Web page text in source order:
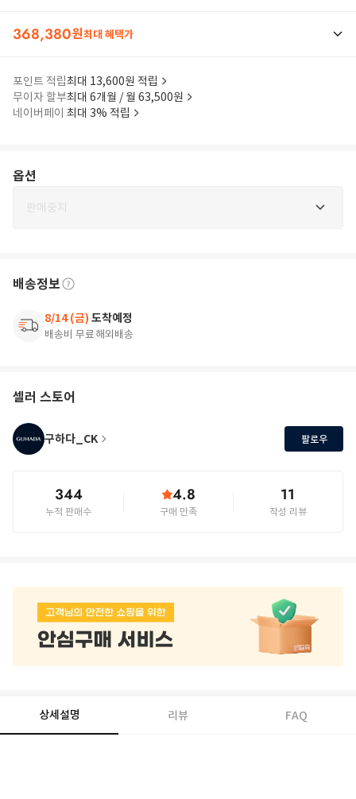
368,380원최대 혜택가
포인트 적립최대 13,600원 적립
무이자 할부최대 6개월 / 월 63,500원
네이버페이 최대 3% 적립
옵션
판매중지
배송정보
8/14 (금) 도착예정
배송비 무료해외배송
셀러 스토어
구하다_CK 팔로우
344
누적 판매수
4.8
구매 만족
11
작성 리뷰
상세설명 리뷰 FAQ